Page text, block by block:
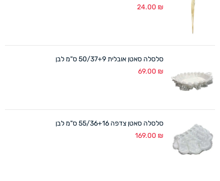
24.00 ₪
סלסלה סאטן אובלית 50/37+9 ס"מ לבן
69.00 ₪
סלסלה סאטן צדפה 55/36+16 ס"מ לבן
169.00 ₪